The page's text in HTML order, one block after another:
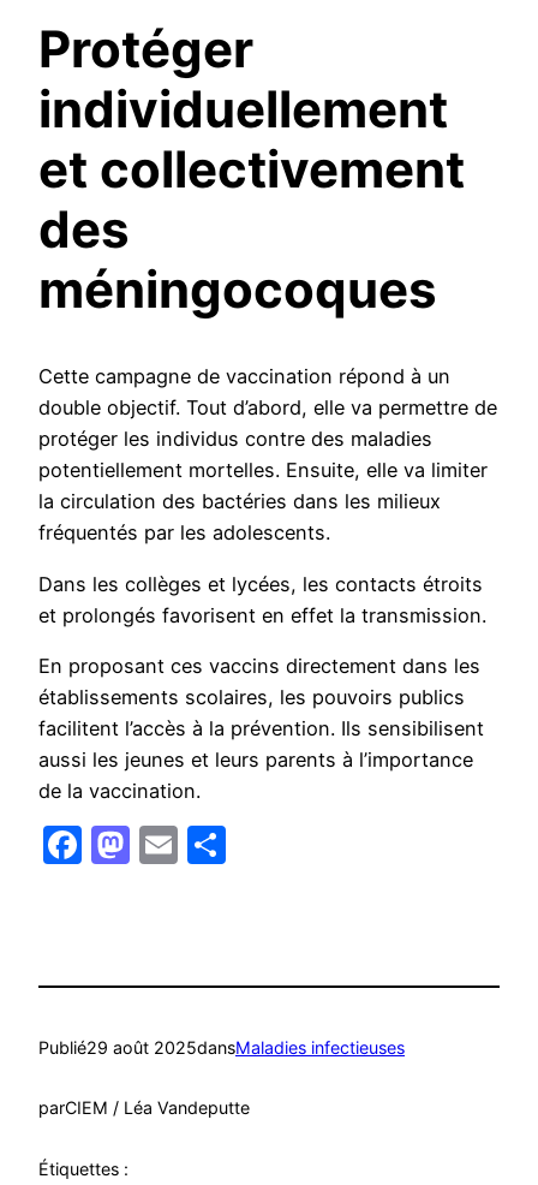
Protéger
individuellement
et collectivement
des
méningocoques
Cette campagne de vaccination répond à un
double objectif. Tout d’abord, elle va permettre de
protéger les individus contre des maladies
potentiellement mortelles. Ensuite, elle va limiter
la circulation des bactéries dans les milieux
fréquentés par les adolescents.
Dans les collèges et lycées, les contacts étroits
et prolongés favorisent en effet la transmission.
En proposant ces vaccins directement dans les
établissements scolaires, les pouvoirs publics
facilitent l’accès à la prévention. Ils sensibilisent
aussi les jeunes et leurs parents à l’importance
de la vaccination.
Facebook
Mastodon
Email
Publié29 août 2025dansMaladies infectieuses
parCIEM / Léa Vandeputte
Étiquettes :